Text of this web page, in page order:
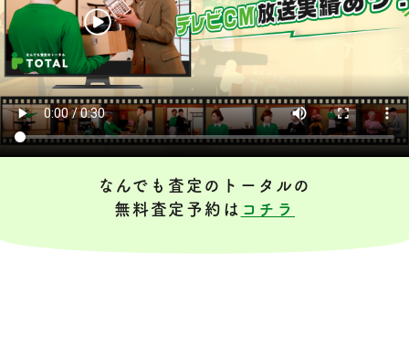
なんでも査定のトータルの
無料査定予約は コチラ